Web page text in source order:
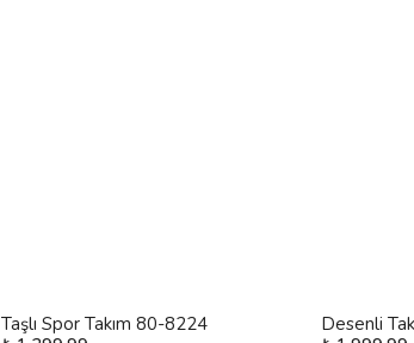
Taşlı Spor Takım 80-8224
Desenli